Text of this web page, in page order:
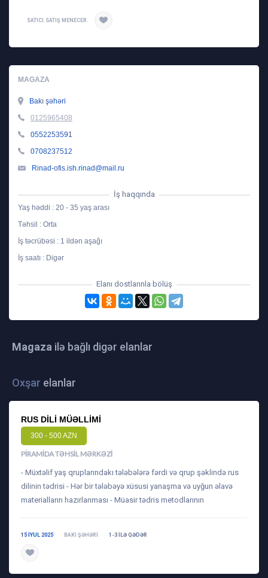
SATICI.SATIŞ MENECER.
MAGAZA
Bakı şəhəri
0125965408
0552253591
0708237512
Rinad-ofis.ish.rinad@mail.ru
İş haqqında
Yaş həddi : 20 - 35 yaş arası
Təhsil : Orta
İş təcrübəsi : 1 ildən aşağı
İş saatı : Digər
Elanı dostlarınla bölüş
Magaza ilə bağlı digər elanlar
Oxşar elanlar
RUS DILI MÜƏLLIMI
300 - 500 AZN
PIRAMIDA TƏHSIL MƏRKƏZI
- Müxtəlif yaş qruplarındakı tələbələrə fərdi və qrup şəklində rus
dilinin tədrisi - Hər bir tələbəyə xüsusi yanaşma və uyğun əlavə
materialların hazırlanması - Müasir tədris metodlarının
15 IYUL 2025 BAKI ŞƏHƏRI 1-3 ILƏ QƏDƏR